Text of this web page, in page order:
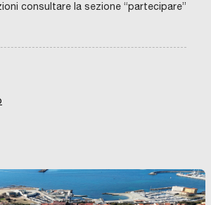
consultare la sezione “partecipare”